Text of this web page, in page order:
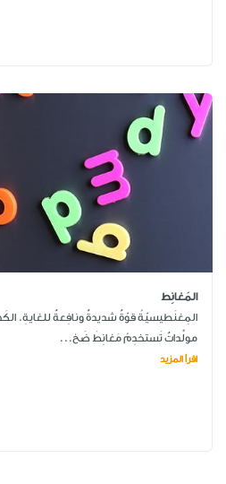
المَغانِط
المِغنَطيسيّةُ قوّةٌ شديدةٌ ونافِعةٌ للغايةِ.
مولِّداتٌ تَستخدِمُ مَغانِطَ ضَخ...
اقرأ المزيد